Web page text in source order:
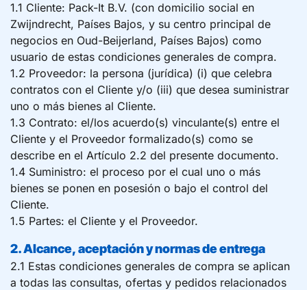
1.1 Cliente: Pack-It B.V. (con domicilio social en
Zwijndrecht, Países Bajos, y su centro principal de
negocios en Oud-Beijerland, Países Bajos) como
usuario de estas condiciones generales de compra.
1.2 Proveedor: la persona (jurídica) (i) que celebra
contratos con el Cliente y/o (iii) que desea suministrar
uno o más bienes al Cliente.
1.3 Contrato: el/los acuerdo(s) vinculante(s) entre el
Cliente y el Proveedor formalizado(s) como se
describe en el Artículo 2.2 del presente documento.
1.4 Suministro: el proceso por el cual uno o más
bienes se ponen en posesión o bajo el control del
Cliente.
1.5 Partes: el Cliente y el Proveedor.
2. Alcance, aceptación y normas de entrega
2.1 Estas condiciones generales de compra se aplican
a todas las consultas, ofertas y pedidos relacionados